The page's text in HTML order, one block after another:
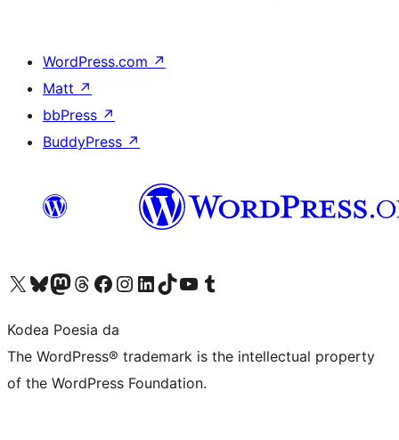
WordPress.com ↗
Matt ↗
bbPress ↗
BuddyPress ↗
Visit our X (formerly Twitter) account
Visit our Bluesky account
Visit our Mastodon account
Visit our Threads account
Bisitatu gure Facebook orrialdea
Visit our Instagram account
Visit our LinkedIn account
Visit our TikTok account
Visit our YouTube channel
Visit our Tumblr account
Kodea Poesia da
The WordPress® trademark is the intellectual property
of the WordPress Foundation.